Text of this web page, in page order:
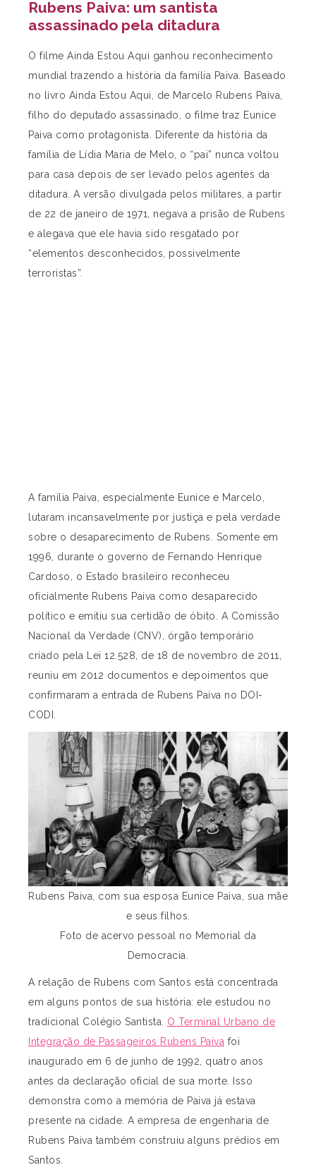
Rubens Paiva: um santista
assassinado pela ditadura
O filme Ainda Estou Aqui ganhou reconhecimento
mundial trazendo a história da família Paiva. Baseado
no livro Ainda Estou Aqui, de Marcelo Rubens Paiva,
filho do deputado assassinado, o filme traz Eunice
Paiva como protagonista. Diferente da história da
família de Lídia Maria de Melo, o “pai” nunca voltou
para casa depois de ser levado pelos agentes da
ditadura. A versão divulgada pelos militares, a partir
de 22 de janeiro de 1971, negava a prisão de Rubens
e alegava que ele havia sido resgatado por
“elementos desconhecidos, possivelmente
terroristas”.
A família Paiva, especialmente Eunice e Marcelo,
lutaram incansavelmente por justiça e pela verdade
sobre o desaparecimento de Rubens. Somente em
1996, durante o governo de Fernando Henrique
Cardoso, o Estado brasileiro reconheceu
oficialmente Rubens Paiva como desaparecido
político e emitiu sua certidão de óbito. A Comissão
Nacional da Verdade (CNV), órgão temporário
criado pela Lei 12.528, de 18 de novembro de 2011,
reuniu em 2012 documentos e depoimentos que
confirmaram a entrada de Rubens Paiva no DOI-
CODI.
Rubens Paiva, com sua esposa Eunice Paiva, sua mãe
e seus filhos.
Foto de acervo pessoal no Memorial da
Democracia.
A relação de Rubens com Santos está concentrada
em alguns pontos de sua história: ele estudou no
tradicional Colégio Santista. O Terminal Urbano de
Integração de Passageiros Rubens Paiva foi
inaugurado em 6 de junho de 1992, quatro anos
antes da declaração oficial de sua morte. Isso
demonstra como a memória de Paiva já estava
presente na cidade. A empresa de engenharia de
Rubens Paiva também construiu alguns prédios em
Santos.